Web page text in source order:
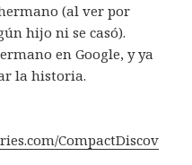
(al ver por
hijo ni se casó).
en Google, y ya
la historia.
CompactDiscov